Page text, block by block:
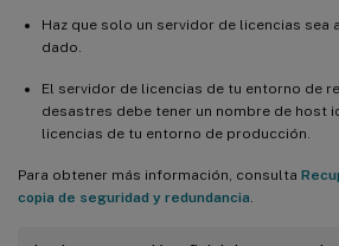
Haz que solo un servidor de licencias sea
dado.
El servidor de licencias de tu entorno de
desastres debe tener un nombre de host
licencias de tu entorno de producción.
Para obtener más información, consulta
copia de seguridad y redundancia